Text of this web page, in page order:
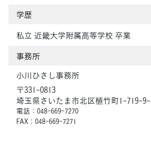
学歴
私立 近畿大学附属高等学校 卒業
事務所
小川ひさし事務所
〒331-0813
埼玉県さいたま市北区植竹町1-719-9-
電話：048-669-7270
FAX：048-669-7271